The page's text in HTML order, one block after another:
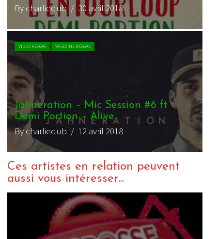
By charliedub/ 30 avril 2018
VIDEO REGGAE WEBZINE REGGAE
Jahneration – Mic Session #6 ft
Demi Portion – Alive
By charliedub / 12 avril 2018
Ces artistes en relation peuvent
aussi vous intéresser...